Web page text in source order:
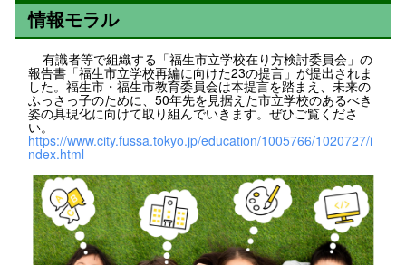
情報モラル
有識者等で組織する「福生市立学校在り方検討委員会」の
報告書「福生市立学校再編に向けた23の提言」が提出されま
した。福生市・福生市教育委員会は本提言を踏まえ、未来の
ふっさっ子のために、50年先を見据えた市立学校のあるべき
姿の具現化に向けて取り組んでいきます。ぜひご覧くださ
い。
https://www.city.fussa.tokyo.jp/education/1005766/1020727/i
ndex.html